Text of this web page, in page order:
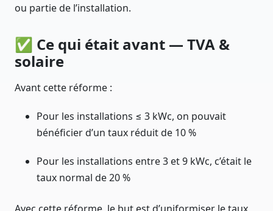
ou partie de l’installation.
✅ Ce qui était avant — TVA &
solaire
Avant cette réforme :
Pour les installations ≤ 3 kWc, on pouvait
bénéficier d’un taux réduit de 10 %
Pour les installations entre 3 et 9 kWc, c’était le
taux normal de 20 %